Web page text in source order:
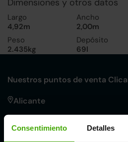
Consentimiento Detalles
Largo
4,92m
Ancho
2,00m
Peso
2.435kg
Depósito
69l
Nuestros puntos de venta
Alicante
Córdoba